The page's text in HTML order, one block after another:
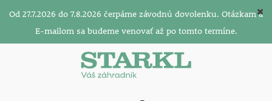
Od 27.7.2026 do 7.8.2026 čerpáme závodnú dovolenku. Otázkam a
E-mailom sa budeme venovať až po tomto termíne.